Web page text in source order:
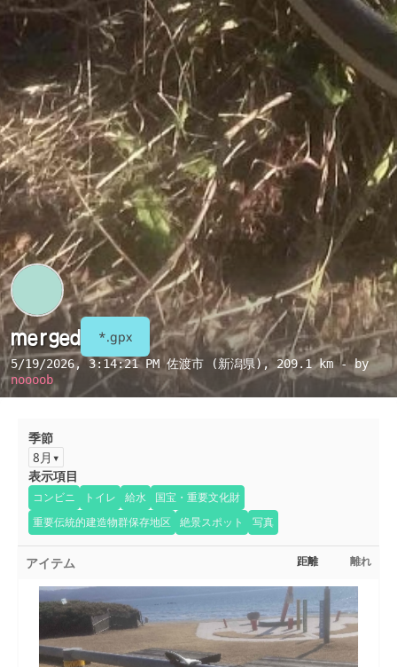
merged *.gpx
5/19/2026, 3:14:21 PM佐渡市 (新潟県), 209.1 km - by
noooob
季節
8月
表示項目
コンビニ トイレ 給水
国宝・重要文化財
重要伝統的建造物群保存地区
絶景スポット 写真
アイテム 距離 離れ